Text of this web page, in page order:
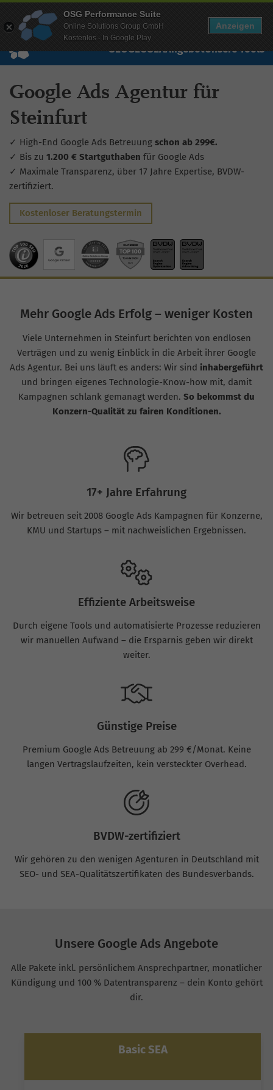
Wissen Free Checks Über uns Free Account
SEOGEOSEAAngebotUnsere Tools
Google Ads Agentur für
Steinfurt
✓ High-End Google Ads Betreuung schon ab 299€.
✓ Bis zu 1.200 € Startguthaben für Google Ads
✓ Maximale Transparenz, über 17 Jahre Expertise, BVDW-
zertifiziert.
Kostenloser Beratungstermin
Mehr Google Ads Erfolg – weniger Kosten
Viele Unternehmen in Steinfurt berichten von endlosen
Verträgen und zu wenig Einblick in die Arbeit ihrer Google
Ads Agentur. Bei uns läuft es anders: Wir sind inhabergeführt
und bringen eigenes Technologie-Know-how mit, damit
Kampagnen schlank gemanagt werden. So bekommst du
Konzern-Qualität zu fairen Konditionen.
17+ Jahre Erfahrung
Wir betreuen seit 2008 Google Ads Kampagnen für Konzerne,
KMU und Startups – mit nachweislichen Ergebnissen.
Effiziente Arbeitsweise
Durch eigene Tools und automatisierte Prozesse reduzieren
wir manuellen Aufwand – die Ersparnis geben wir direkt
weiter.
Günstige Preise
Premium Google Ads Betreuung ab 299 €/Monat. Keine
langen Vertragslaufzeiten, kein versteckter Overhead.
BVDW-zertifiziert
Wir gehören zu den wenigen Agenturen in Deutschland mit
SEO- und SEA-Qualitätszertifikaten des Bundesverbands.
Unsere Google Ads Angebote
Alle Pakete inkl. persönlichem Ansprechpartner, monatlicher
Kündigung und 100 % Datentransparenz – dein Konto gehört
dir.
Basic SEA
OSG Performance Suite
Online Solutions Group GmbH
Kostenlos - In Google Play
Anzeigen